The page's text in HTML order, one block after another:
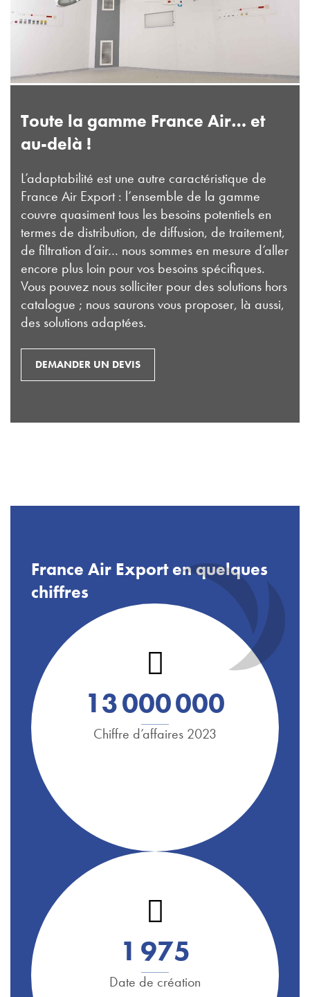
Toute la gamme France Air… et
au-delà !
L’adaptabilité est une autre caractéristique de
France Air Export : l’ensemble de la gamme
couvre quasiment tous les besoins potentiels en
termes de distribution, de diffusion, de traitement,
de filtration d’air… nous sommes en mesure d’aller
encore plus loin pour vos besoins spécifiques.
Vous pouvez nous solliciter pour des solutions hors
catalogue ; nous saurons vous proposer, là aussi,
des solutions adaptées.
DEMANDER UN DEVIS
France Air Export en quelques
chiffres
13000000
Chiffre d’affaires 2023
1 975
Date de création